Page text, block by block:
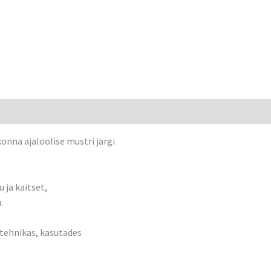
ajaloolise mustri järgi
ja kaitset,
kasutades